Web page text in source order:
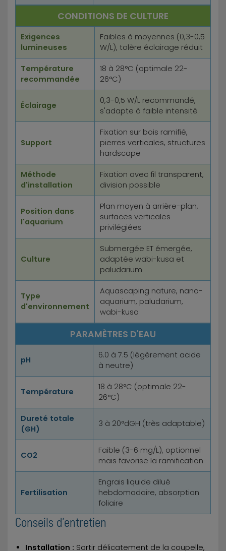
CONDITIONS DE CULTURE
Exigences
lumineuses
Faibles à moyennes (0,3-0,5
W/L), tolère éclairage réduit
Température
recommandée
18 à 28°C (optimale 22-
26°C)
Éclairage
0,3-0,5 W/L recommandé,
s'adapte à faible intensité
Support
Fixation sur bois ramifié,
pierres verticales, structures
hardscape
Méthode
d'installation
Fixation avec fil transparent,
division possible
Position dans
l'aquarium
Plan moyen à arrière-plan,
surfaces verticales
privilégiées
Culture
Submergée ET émergée,
adaptée wabi-kusa et
paludarium
Type
d'environnement
Aquascaping nature, nano-
aquarium, paludarium,
wabi-kusa
PARAMÈTRES D'EAU
pH
6.0 à 7.5 (légèrement acide
à neutre)
Température
18 à 28°C (optimale 22-
26°C)
Dureté totale
(GH)
3 à 20°dGH (très adaptable)
CO2
Faible (3-6 mg/L), optionnel
mais favorise la ramification
Fertilisation
Engrais liquide dilué
hebdomadaire, absorption
foliaire
Conseils d'entretien
Installation : Sortir délicatement de la coupelle,